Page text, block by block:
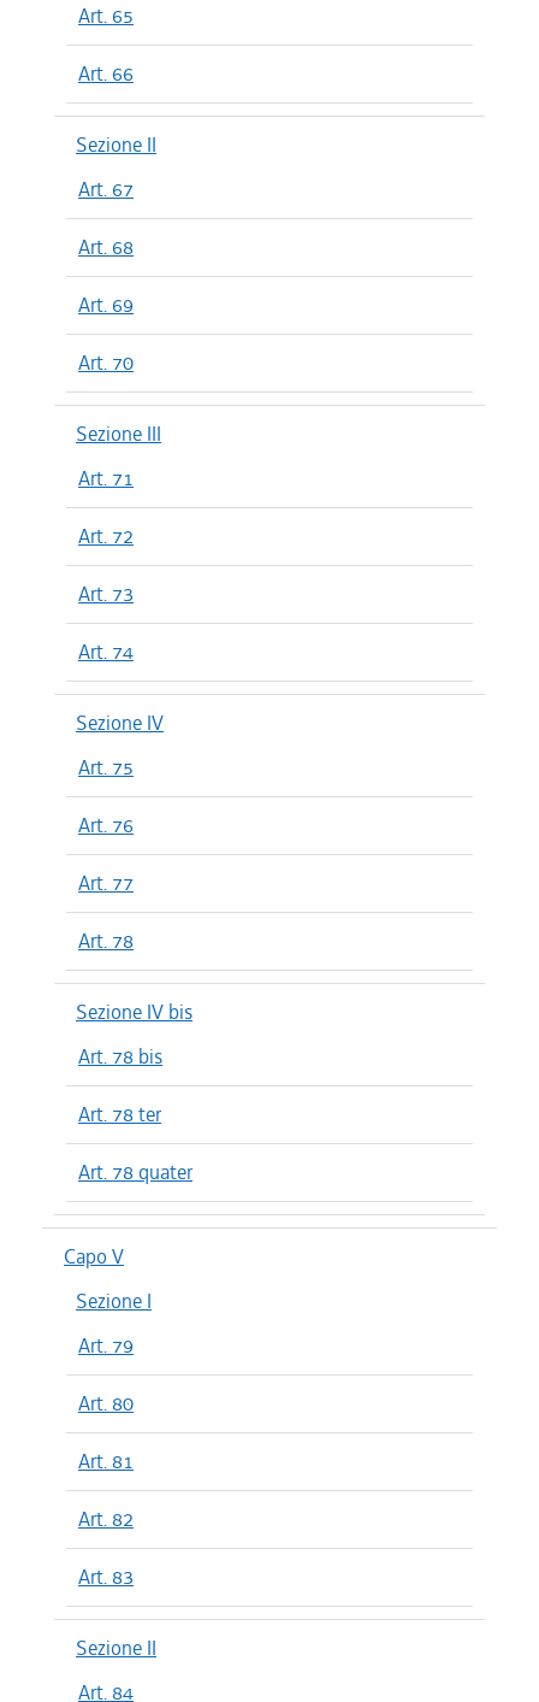
Art. 65
Art. 66
Sezione II
Art. 67
Art. 68
Art. 69
Art. 70
Sezione III
Art. 71
Art. 72
Art. 73
Art. 74
Sezione IV
Art. 75
Art. 76
Art. 77
Art. 78
Sezione IV bis
Art. 78 bis
Art. 78 ter
Art. 78 quater
Capo V
Sezione I
Art. 79
Art. 80
Art. 81
Art. 82
Art. 83
Sezione II
Art. 84